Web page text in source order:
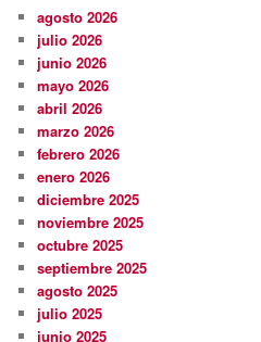
agosto 2026
julio 2026
junio 2026
mayo 2026
abril 2026
marzo 2026
febrero 2026
enero 2026
diciembre 2025
noviembre 2025
octubre 2025
septiembre 2025
agosto 2025
julio 2025
junio 2025